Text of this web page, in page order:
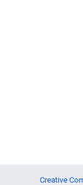
Creative